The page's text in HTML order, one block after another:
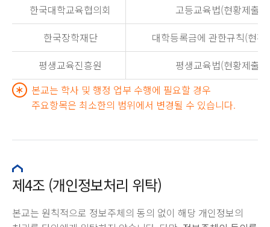
한국대학교육협의회
고등교육법(현황제출)
한국장학재단
대학등록금에 관한규칙(현황
평생교육진흥원
평생교육법(현황제출)
본교는 학사 및 행정 업부 수행에 필요할 경우
주요항목은 최소한의 범위에서 변경될 수 있습니다.
제4조 (개인정보처리 위탁)
본교는 원칙적으로 정보주체의 동의 없이 해당 개인정보의